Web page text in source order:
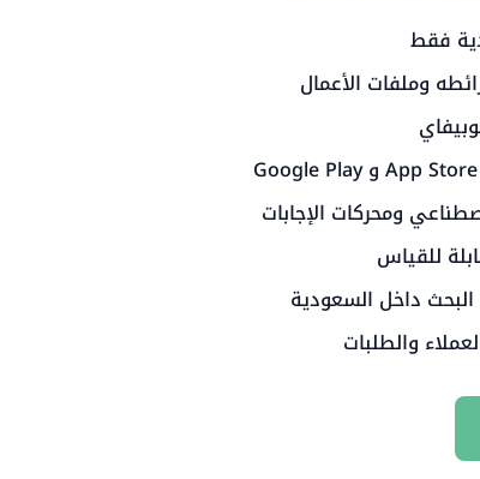
فقط
ومحركات الإجابات
للقياس
داخل السعودية
والطلبات